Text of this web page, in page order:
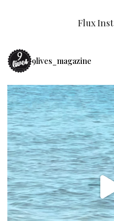
Flux
9lives_magazine